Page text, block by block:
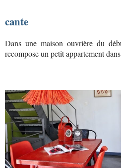
cante
Dans une maison ouvrière du
recompose un petit appartement